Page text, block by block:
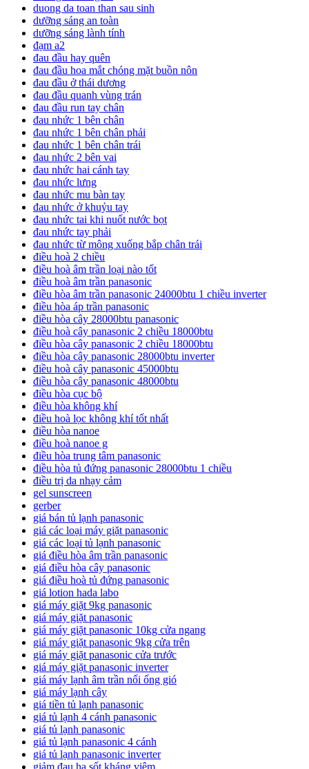
duong da toan than sau sinh
dưỡng sáng an toàn
dưỡng sáng lành tính
đạm a2
đau đầu hay quên
đau đầu hoa mắt chóng mặt buồn nôn
đau đầu ở thái dương
đau đầu quanh vùng trán
đau đầu run tay chân
đau nhức 1 bên chân
đau nhức 1 bên chân phải
đau nhức 1 bên chân trái
đau nhức 2 bên vai
đau nhức hai cánh tay
đau nhức lưng
đau nhức mu bàn tay
đau nhức ở khuỷu tay
đau nhức tai khi nuốt nước bọt
đau nhức tay phải
đau nhức từ mông xuống bắp chân trái
điều hoà 2 chiều
điều hoà âm trần loại nào tốt
điều hoà âm trần panasonic
điều hòa âm trần panasonic 24000btu 1 chiều inverter
điều hòa áp trần panasonic
điều hòa cây 28000btu panasonic
điều hoà cây panasonic 2 chiều 18000btu
điều hòa cây panasonic 2 chiều 18000btu
điều hòa cây panasonic 28000btu inverter
điều hoà cây panasonic 45000btu
điều hòa cây panasonic 48000btu
điều hòa cục bộ
điều hòa không khí
điều hoà lọc không khí tốt nhất
điều hòa nanoe
điều hoà nanoe g
điều hòa trung tâm panasonic
điều hòa tủ đứng panasonic 28000btu 1 chiều
điều trị da nhạy cảm
gel sunscreen
gerber
giá bán tủ lạnh panasonic
giá các loại máy giặt panasonic
giá các loại tủ lạnh panasonic
giá điều hòa âm trần panasonic
giá điều hòa cây panasonic
giá điều hoà tủ đứng panasonic
giá lotion hada labo
giá máy giặt 9kg panasonic
giá máy giặt panasonic
giá máy giặt panasonic 10kg cửa ngang
giá máy giặt panasonic 9kg cửa trên
giá máy giặt panasonic cửa trước
giá máy giặt panasonic inverter
giá máy lạnh âm trần nối ống gió
giá máy lạnh cây
giá tiền tủ lạnh panasonic
giá tủ lạnh 4 cánh panasonic
giá tủ lạnh panasonic
giá tủ lạnh panasonic 4 cánh
giá tủ lạnh panasonic inverter
giảm đau hạ sốt kháng viêm